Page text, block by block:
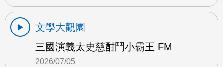
文學大觀園
三國演義太史慈酣鬥小霸王 FM
2026/07/05